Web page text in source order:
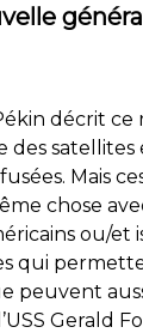
décrit ce
des satellites
Mais
chose
ou/et
qui
peuvent
Gerald